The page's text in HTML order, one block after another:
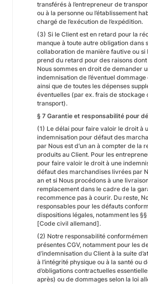
transférés à l’entrepreneur de
ou à la personne ou l’établissement
chargé de l’exécution de l’expédition.
(3) Si le Client est en retard pour la
manque à toute autre obligation dans
collaboration de manière fautive ou si
prend du retard pour des raisons
Nous sommes en droit de demander
indemnisation de l’éventuel
ainsi que de toutes les dépenses
éventuelles (par ex. frais de stockage
transport).
§ 7 Garantie et responsabilité pour
(1) Le délai pour faire valoir le droit à
indemnisation pour défaut des
par Nous est d’un an à compter de la
produits au Client. Pour les
pour faire valoir le droit à une
défaut des marchandises livrées par
an et si Nous procédons à une
remplacement dans le cadre de la
recommence pas à courir. Du reste,
responsables pour les défauts
dispositions légales, notamment les
[Code civil allemand].
(2) Notre responsabilité
présentes CGV, notamment pour les
d’indemnisation du Client à la suite
à l’intégrité physique ou à la santé ou
d’obligations contractuelles
après) ou de dommages selon la loi